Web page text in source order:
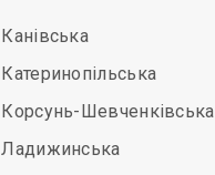
Канівська
Катеринопільська
Корсунь-Шевченківська
Ладижинська